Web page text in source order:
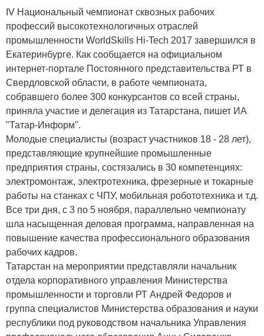
IV Национальный чемпионат сквозных рабочих
профессий высокотехнологичных отраслей
промышленности WorldSkills Hi-Tech 2017 завершился в
Екатеринбурге. Как сообщается на официальном
интернет-портале Постоянного представительства РТ в
Свердловской области, в работе чемпионата,
собравшего более 300 конкурсантов со всей страны,
приняла участие и делегация из Татарстана, пишет ИА
"Татар-Информ".
Молодые специалисты (возраст участников 18 - 28 лет),
представляющие крупнейшие промышленные
предприятия страны, состязались в 30 компетенциях:
электромонтаж, электротехника, фрезерные и токарные
работы на станках с ЧПУ, мобильная робототехника и т.д.
Все три дня, с 3 по 5 ноября, параллельно чемпионату
шла насыщенная деловая программа, направленная на
повышение качества профессионального образования
рабочих кадров.
Татарстан на мероприятии представляли начальник
отдела корпоративного управления Министерства
промышленности и торговли РТ Андрей Федоров и
группа специалистов Mинистерства образования и науки
республики под руководством начальника Управления